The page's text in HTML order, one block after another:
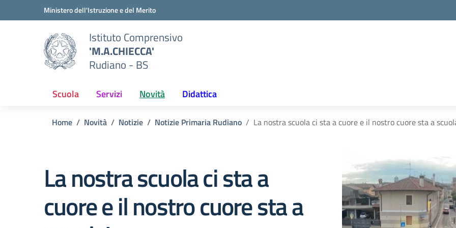
Vai ai contenuti
Vai al menu di navigazioneMinistero dell'Istruzione e del Merito
Istituto Comprensivo
'M.A.CHIECCA'
Rudiano - BS
Scuola Servizi Novità Didattica
Home Novità Notizie Notizie Primaria Rudiano La nostra scuola ci sta a cuore e il nostro cuore sta a
La nostra scuola ci sta a
cuore e il nostro cuore sta a